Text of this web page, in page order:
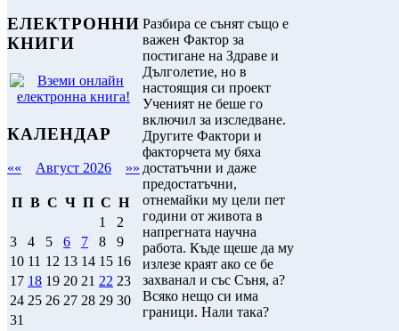
ЕЛЕКТРОННИ
КНИГИ
КАЛЕНДАР
«« Август 2026 »»
П В С Ч П С Н
1
2
3
4 5 6 7 8
9
10 11 12 13 14 15 16
17 18 19 20 21 22 23
24 25 26 27 28 29 30
31
Разбира се сънят също е
важен Фактор за
постигане на Здраве и
Дълголетие, но в
настоящия си проект
Ученият не беше го
включил за изследване.
Другите Фактори и
факторчета му бяха
достатъчни и даже
предостатъчни,
отнемайки му цели пет
години от живота в
напрегната научна
работа. Къде щеше да му
излезе краят ако се бе
захванал и със Съня, а?
Всяко нещо си има
граници. Нали така?